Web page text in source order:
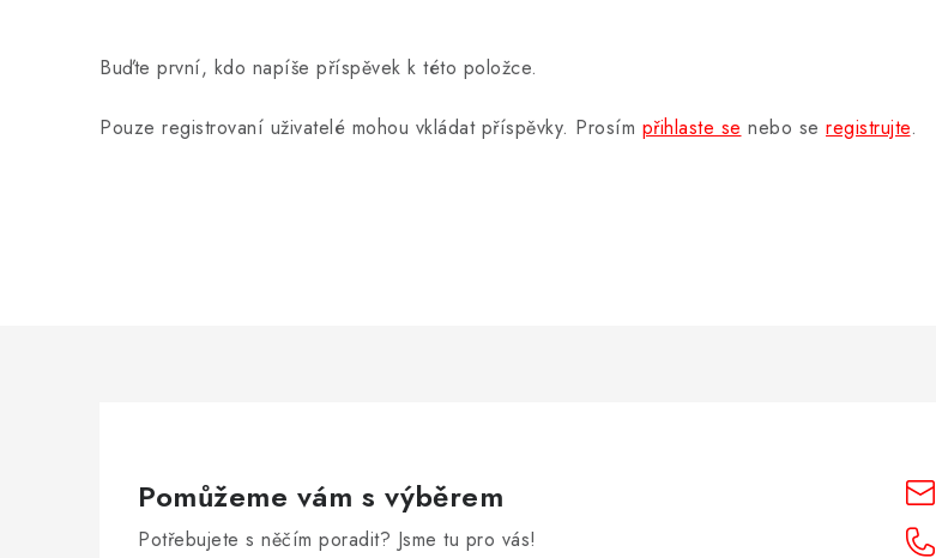
Buďte první, kdo napíše příspěvek k této položce.
Pouze registrovaní uživatelé mohou vkládat příspěvky. Prosím přihlaste se nebo se registrujte.
Pomůžeme vám s výběrem
Potřebujete s něčím poradit? Jsme tu pro vás!